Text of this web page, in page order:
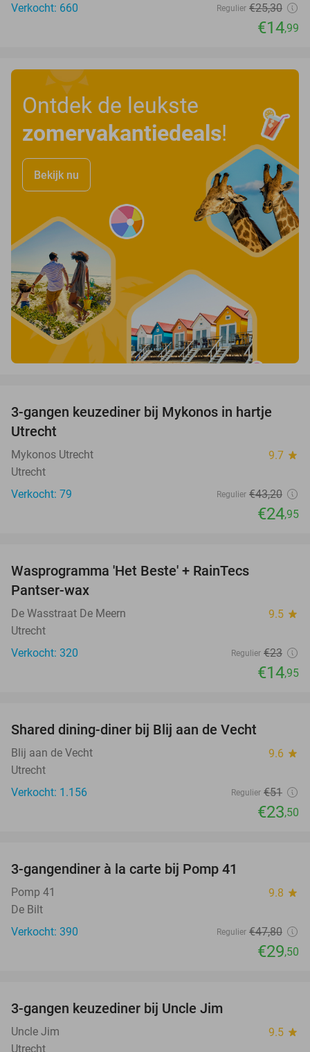
Verkocht: 660
Regulier €25,30
€14,99
Ontdek de leukste
zomervakantiedeals!
Bekijk nu
42%
3-gangen keuzediner bij Mykonos in hartje
Utrecht
Mykonos Utrecht 9.7 star
Utrecht
Verkocht: 79
Regulier €43,20
€24,95
Wasprogramma 'Het Beste' + RainTecs
Pantser-wax
De Wasstraat De Meern 9.5 star
Utrecht
Verkocht: 320
Regulier €23
€14,95
Shared dining-diner bij Blij aan de Vecht
Blij aan de Vecht 9.6 star
Utrecht
Verkocht: 1.156
Regulier €51
€23,50
3-gangendiner à la carte bij Pomp 41
Pomp 41 9.8 star
De Bilt
Verkocht: 390
Regulier €47,80
€29,50
3-gangen keuzediner bij Uncle Jim
Uncle Jim 9.5 star
Utrecht